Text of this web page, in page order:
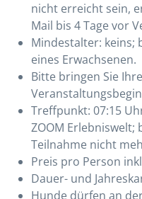
nicht erreicht sein,
Mail bis 4 Tage vor
Mindestalter: keins;
eines Erwachsenen.
Bitte bringen Sie
Treffpunkt: 07:15
ZOOM Erlebniswelt;
Teilnahme nicht
Preis pro Person
Dauer- und
Hunde dürfen an